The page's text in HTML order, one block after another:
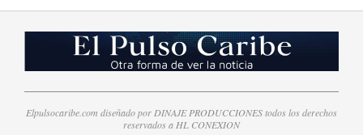
Elpulsocaribe.com diseñado por DINAJE PRODUCCIONES todos los derechos
reservados a HL CONEXION